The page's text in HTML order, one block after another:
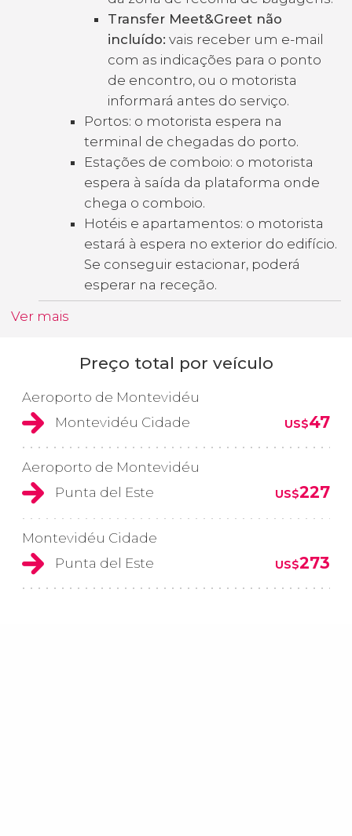
Transfer Meet&Greet não
incluído: vais receber um e-mail
com as indicações para o ponto
de encontro, ou o motorista
informará antes do serviço.
Portos: o motorista espera na
terminal de chegadas do porto.
Estações de comboio: o motorista
espera à saída da plataforma onde
chega o comboio.
Hotéis e apartamentos: o motorista
estará à espera no exterior do edifício.
Se conseguir estacionar, poderá
esperar na receção.
Ver mais
Preço total por veículo
Aeroporto de Montevidéu
Montevidéu Cidade
US$47
Aeroporto de Montevidéu
Punta del Este
US$227
Montevidéu Cidade
Punta del Este
US$273